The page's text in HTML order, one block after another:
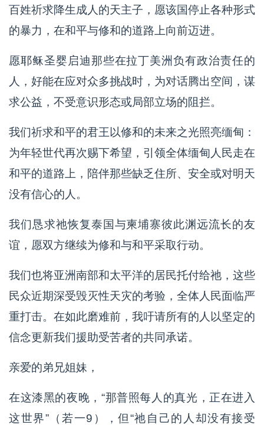
百姓祈求降生成人的天主子，愿该国停止各种形式
的暴力，在和平与修和的道路上向前迈进。
愿耶稣圣婴启迪那些在拉丁美洲负有政治责任的
人，好能在应对众多挑战时，为对话腾出空间，谋
求公益，不受意识形态或局部立场的阻拦。
我们祈求和平的君王以修和的未来之光照亮缅甸：
为年轻世代再次赐下希望，引领全体缅甸人民走在
和平的道路上，陪伴那些缺乏住所、安全或对明天
没有信心的人。
我们恳求祂恢复泰国与柬埔寨彼此渊远流长的友
谊，愿双方继续为修和与和平采取行动。
我们也将亚洲南部和太平洋的居民托付给祂，这些
民众近期深受毁灭性天灾的考验，全体人民面临严
重打击。在如此磨难前，我吁请所有的人以坚定的
信念更新我们援助受苦者的共同承诺。
亲爱的弟兄姐妹，
在这漆黑的夜晚，“那普照每人的真光，正在进入
这世界”（若一9），但“祂自己的人却没有接受